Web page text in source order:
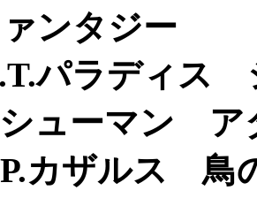
ンタジー
パラディス
シューマン ア
P.カザルス 鳥